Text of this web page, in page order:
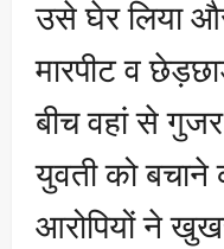
उसे घेर लिया
मारपीट व
बीच वहां से
युवती को बचाने
आरोपियों ने